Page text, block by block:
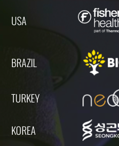
USA
BRAZIL
TURKEY
KOREA